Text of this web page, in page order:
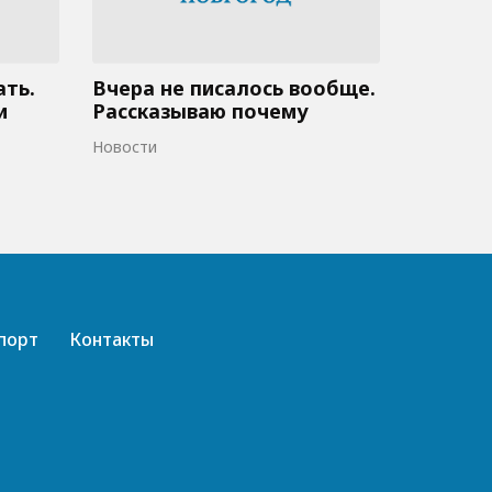
Вчера не писалось вообще.
Рассказываю почему
Новости
Контакты